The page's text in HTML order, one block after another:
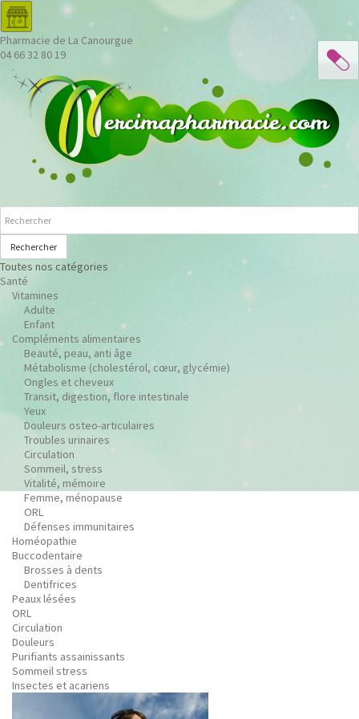
Pharmacie de La Canourgue
04 66 32 80 19
Rechercher
Toutes nos catégories
Santé
Vitamines
Adulte
Enfant
Compléments alimentaires
Beauté, peau, anti âge
Métabolisme (cholestérol, cœur, glycémie)
Ongles et cheveux
Transit, digestion, flore intestinale
Yeux
Douleurs osteo-articulaires
Troubles urinaires
Circulation
Sommeil, stress
Vitalité, mémoire
Femme, ménopause
ORL
Défenses immunitaires
Homéopathie
Buccodentaire
Brosses à dents
Dentifrices
Peaux lésées
ORL
Circulation
Douleurs
Purifiants assainissants
Sommeil stress
Insectes et acariens